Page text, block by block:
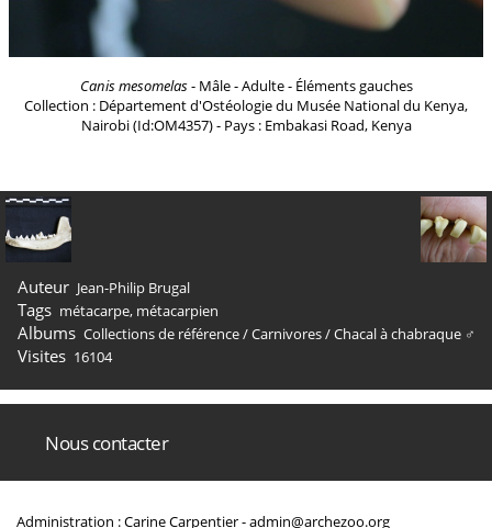
Canis mesomelas- Mâle - Adulte - Éléments gauches
Collection : Département d'Ostéologie du Musée National du Kenya,
Nairobi (Id:OM4357) - Pays : Embakasi Road, Kenya
Auteur Jean-Philip Brugal
Tags métacarpe, métacarpien
Albums Collections de référence/Carnivores/Chacal à chabraque ♂
Visites 16104
Nous contacter
Administration : Carine Carpentier -admin@archezoo.org